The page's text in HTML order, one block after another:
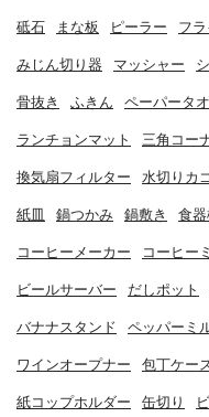
砥石 まな板 ピーラー フ
みじん切り器 マッシャー
骨抜き ふきん ペーパータ
ランチョンマット 三角コー
換気扇フィルター 水切りカ
紙皿 鍋つかみ 鍋敷き 食器
コーヒーメーカー コーヒー
ビールサーバー だしポット
バナナスタンド ペッパーミ
ワインオープナー 包丁ケー
紙コップホルダー 缶切り